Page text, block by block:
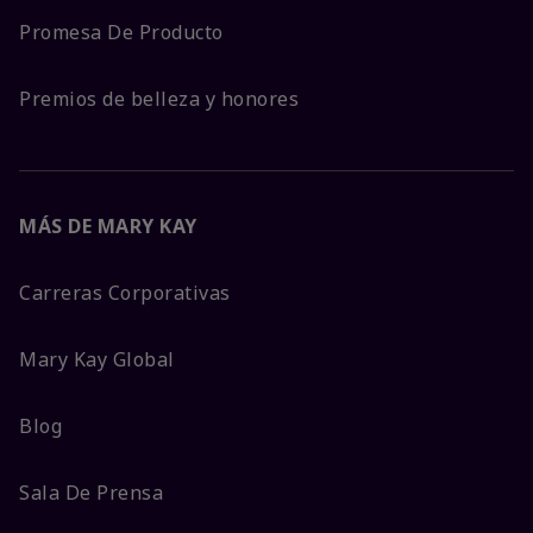
Promesa De Producto
Premios de belleza y honores
MÁS DE MARY KAY
Carreras Corporativas
Mary Kay Global
Blog
Sala De Prensa